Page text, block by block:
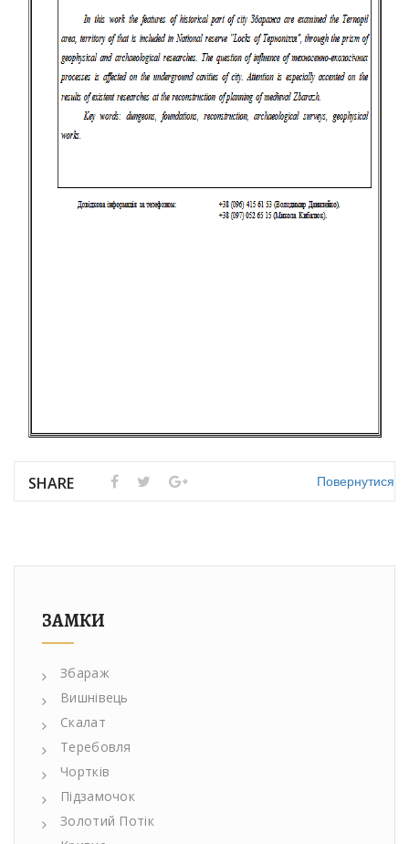
SHARE Повернутися
ЗАМКИ
Збараж
Вишнівець
Скалат
Теребовля
Чортків
Підзамочок
Золотий Потік